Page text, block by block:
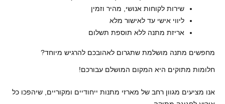
שירות לקוחות אנושי, מהיר וזמין
ליווי אישי עד לאישור מלא
אריזת מתנה ללא תוספת תשלום
מחפשים מתנה מושלמת שתגרום לאהובכם להרגיש מיוחד?
חלומות מתוקים היא המקום המושלם עבורכם!
אנו מציעים מגוון רחב של מארזי מתנות ייחודיים ומקוריים, שיהפכו כל